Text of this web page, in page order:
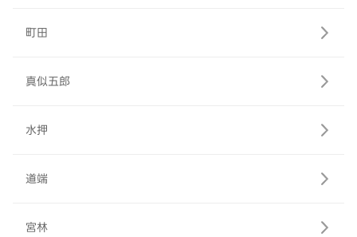
町田
真似五郎
水押
道端
宮林